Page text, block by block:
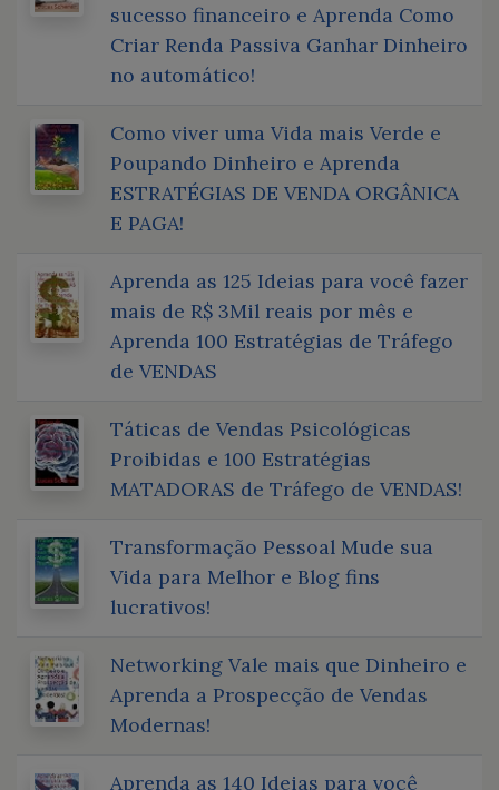
sucesso financeiro e Aprenda Como
Criar Renda Passiva Ganhar Dinheiro
no automático!
Como viver uma Vida mais Verde e
Poupando Dinheiro e Aprenda
ESTRATÉGIAS DE VENDA ORGÂNICA
E PAGA!
Aprenda as 125 Ideias para você fazer
mais de R$ 3Mil reais por mês e
Aprenda 100 Estratégias de Tráfego
de VENDAS
Táticas de Vendas Psicológicas
Proibidas e 100 Estratégias
MATADORAS de Tráfego de VENDAS!
Transformação Pessoal Mude sua
Vida para Melhor e Blog fins
lucrativos!
Networking Vale mais que Dinheiro e
Aprenda a Prospecção de Vendas
Modernas!
Aprenda as 140 Ideias para você